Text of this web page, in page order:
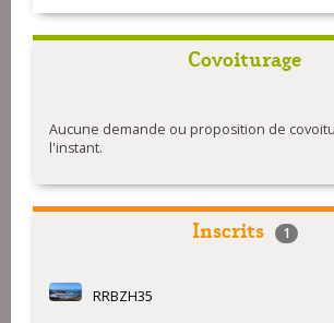
Covoiturage
Aucune demande ou proposition de
l'instant.
Inscrits 1
RRBZH35